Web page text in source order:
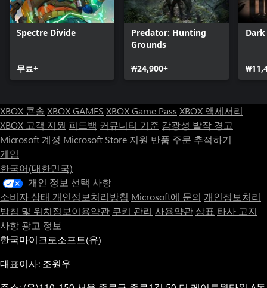
Spectre Divide
무료+
Predator: Hunting
Grounds
₩24,900+
XBOX 콘솔 XBOX GAMES XBOX Game Pass XBOX 액세서리
XBOX 고객 지원 피드백 커뮤니티 기준 감광성 발작 경고
Microsoft 계정 Microsoft Store 지원 반품 주문 추적하기
게임
한국어(대한민국)
개인 정보 선택 사항
소비자 상태 개인정보처리방침 Microsoft에 문의 개인정보처리
방침 및 위치정보이용약관 쿠키 관리 사용약관 상표 타사 고지
사항 광고 정보
한국마이크로소프트(유)
대표이사: 조원우